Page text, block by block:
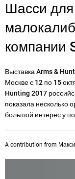
Шасси для
компании
Выставка Arms &
Москве с 12 по 15
Hunting 2017
показала несколько
большой интерес у
A contribution from